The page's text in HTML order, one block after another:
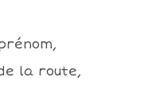
la route,